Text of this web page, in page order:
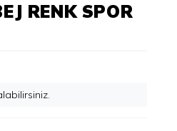
RENK SPOR